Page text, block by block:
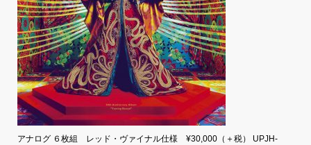
アナログ ６枚組 レッド・ヴァイナル仕様 ¥30,000（＋税） UPJH-